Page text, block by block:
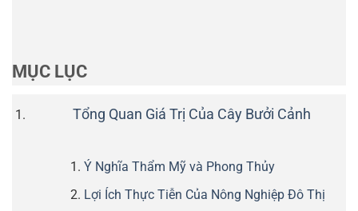
MỤC LỤC
Tổng Quan Giá Trị Của Cây Bưởi Cảnh
Ý Nghĩa Thẩm Mỹ và Phong Thủy
Lợi Ích Thực Tiễn Của Nông Nghiệp Đô Thị